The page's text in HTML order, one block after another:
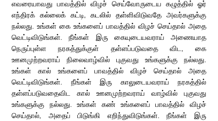
எவரையாவது பாவத்தில் விழச் செய்வோருடைய கழுத்தில் ஓர்
எந்திரக் கல்லைக் கட்டி, கடலில் தள்ளிவிடுவதே அவர்களுக்கு
நல்லது. உங்கள் கை உங்களைப் பாவத்தில் விழச் செய்தால் அதை
வெட்டிவிடுங்கள். நீங்கள் இரு கையுடையவராய் அணையாத
நெருப்புள்ள நரகத்துக்குள் தள்ளப்படுவதை விட, கை
ஊனமுற்றவராய் நிலைவாழ்வில் புகுவது உங்களுக்கு நல்லது.
உங்கள் கால் உங்களைப் பாவத்தில் விழச் செய்தால் அதை
வெட்டிவிடுங்கள். நீங்கள் இரு காலுடையவராய் நரகத்தில்
தள்ளப்படுவதைவிட கால் ஊனமுற்றவராய் வாழ்வில் புகுவது
உங்களுக்கு நல்லது. உங்கள் கண் உங்களைப் பாவத்தில் விழச்
செய்தால், அதைப் பிடுங்கி எறிந்துவிடுங்கள். நீங்கள் இரு